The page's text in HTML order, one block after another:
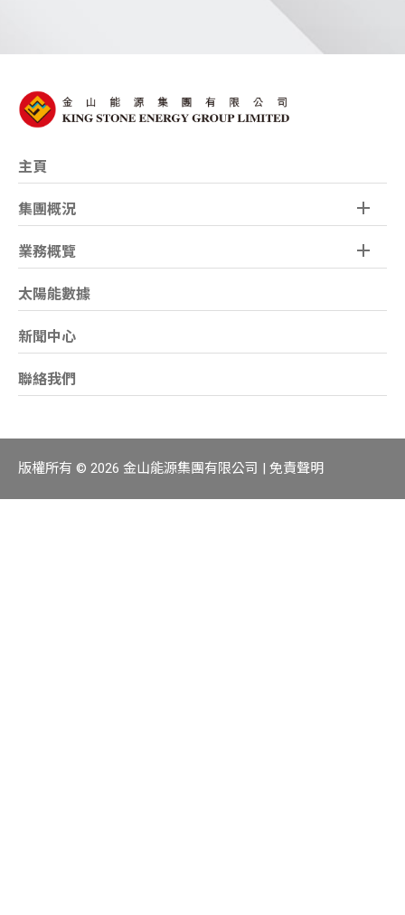
主頁
集團概況
業務概覽
太陽能數據
新聞中心
聯絡我們
版權所有 © 2026 金山能源集團有限公司 | 免責聲明